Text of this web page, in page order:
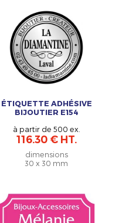
ÉTIQUETTE ADHÉSIVE
BIJOUTIER E154
à partir de 500 ex.
116.30 € HT.
dimensions
30 x 30 mm